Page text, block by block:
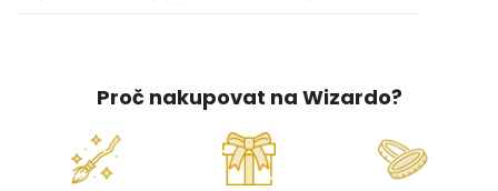
Proč nakupovat na Wizardo?